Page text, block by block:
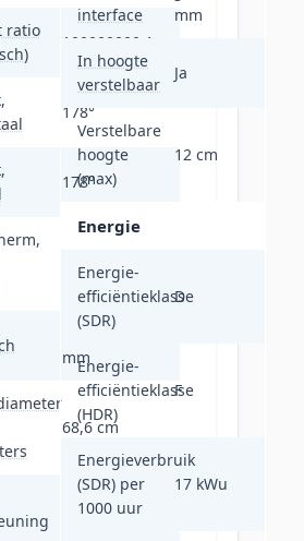
ratio
100000000:1
178°
178°
kleuren
0,31 x 0,31
mm
68,6 cm
interface
mm
In hoogte
verstelbaar
Ja
Verstelbare
hoogte
(max)
12 cm
Energie
Energie-
efficiëntieklasse
(SDR)
D
Energie-
efficiëntieklasse
(HDR)
F
Energieverbruik
(SDR) per
1000 uur
17 kWu